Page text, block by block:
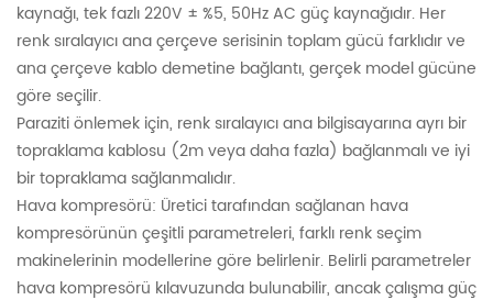
kaynağı, tek fazlı 220V ± %5, 50Hz AC güç kaynağıdır. Her
renk sıralayıcı ana çerçeve serisinin toplam gücü farklıdır ve
ana çerçeve kablo demetine bağlantı, gerçek model gücüne
göre seçilir.
Paraziti önlemek için, renk sıralayıcı ana bilgisayarına ayrı bir
topraklama kablosu (2m veya daha fazla) bağlanmalı ve iyi
bir topraklama sağlanmalıdır.
Hava kompresörü: Üretici tarafından sağlanan hava
kompresörünün çeşitli parametreleri, farklı renk seçim
makinelerinin modellerine göre belirlenir. Belirli parametreler
hava kompresörü kılavuzunda bulunabilir, ancak çalışma güç